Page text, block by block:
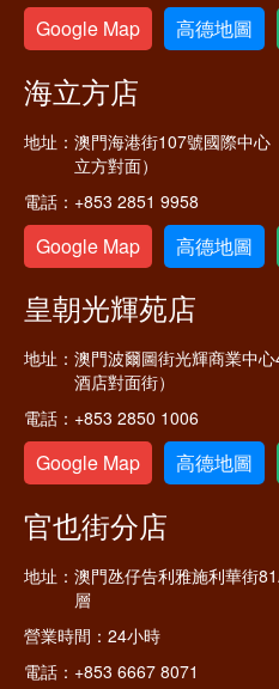
Google Map 高德地圖
海立方店
地址： 澳門海港街107號國際中心
立方對面）
電話： +853 2851 9958
Google Map 高德地圖
皇朝光輝苑店
地址： 澳門波爾圖街光輝商業中
酒店對面街）
電話： +853 2850 1006
Google Map 高德地圖
官也街分店
地址： 澳門氹仔告利雅施利華街
層
營業時間： 24小時
電話： +853 6667 8071